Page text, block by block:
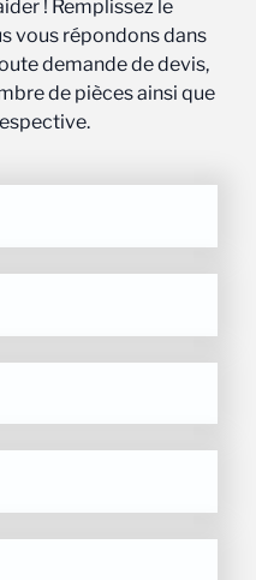
! Remplissez le
vous répondons dans
demande de devis,
de pièces ainsi que